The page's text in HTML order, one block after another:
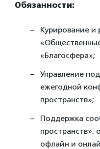
Обязанности:
Курирование и
«Благосфера»;
Управление
ежегодной
пространств»;
Поддержка
пространств»:
офлайн и